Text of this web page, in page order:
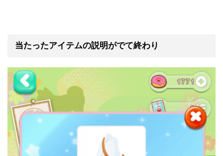
当たったアイテムの説明がでて終わり